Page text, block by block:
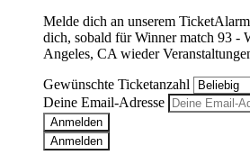
Melde dich an unserem
dich, sobald fürWinner match 93 -
Angeles, CA wieder
Gewünschte Ticketanzahl
Deine Email-Adresse
Anmelden
Anmelden